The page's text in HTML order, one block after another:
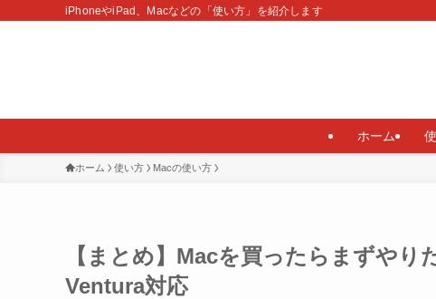
iPhoneやiPad、Macなどの「使い方」を紹介します
ホーム
ホーム 使い方 Macの使い方
【まとめ】Macを買ったらまずや
Ventura対応